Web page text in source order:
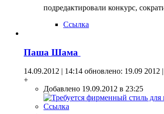
подредактировали конкурс,
Ссылка
Паша Шама
14.09.2012 | 14:14 обновлено: 19.09 2012
+
Добавлено 19.09.2012 в 23:25
Ссылка